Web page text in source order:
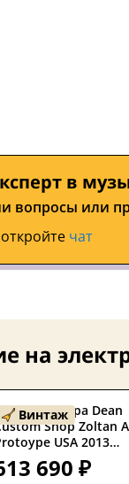
в
вопросы или
чат
на
Винтаж
Dean
Shop Zoltan
USA 2013
Hardshell Case
690 ₽